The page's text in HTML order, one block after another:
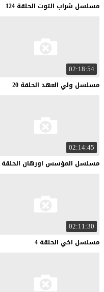
مسلسل شراب التوت الحلقة 124
02:18:54
مسلسل ولي العهد الحلقة 20
02:14:45
مسلسل المؤسس اورهان الحلقة
02:11:30
مسلسل اخي الحلقة 4